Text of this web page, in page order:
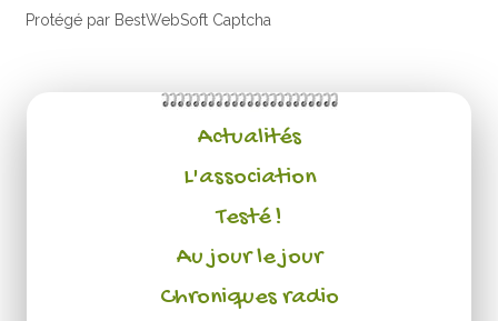
Protégé par BestWebSoft Captcha
Actualités
L'association
Testé !
Au jour le jour
Chroniques radio